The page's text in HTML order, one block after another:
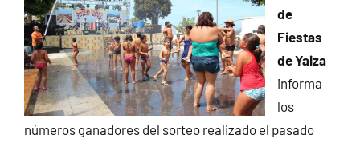
de
Fiestas
de Yaiza
informa
los
números ganadores del sorteo realizado el pasado